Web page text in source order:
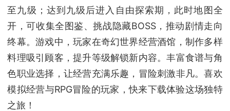
至九级；达到九级后进入自由探索期，此时地图全
开，可收集全图鉴、挑战隐藏BOSS，推动剧情走向
终幕。游戏中，玩家在奇幻世界经营酒馆，制作多样
料理吸引顾客，提升等级解锁新内容。丰富食谱与角
色职业选择，让经营充满乐趣，冒险刺激非凡。喜欢
模拟经营与RPG冒险的玩家，快来下载体验这场独特
之旅！